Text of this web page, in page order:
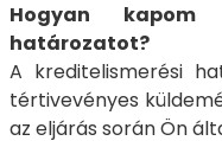
Hogyan kapom
határozatot?
A kreditelismerési
tértivevényes
az eljárás során Ön